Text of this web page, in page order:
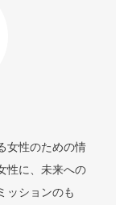
女性のための情
性に、未来への
ッションのも